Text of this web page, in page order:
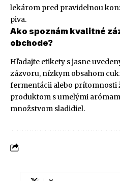
lekárom pred pravidelnou
piva.
Ako spoznám kvalitné
obchode?
Hľadajte etikety s jasne
zázvoru, nízkym obsahom
fermentácii alebo prítomnosti
produktom s umelými
množstvom sladidiel.